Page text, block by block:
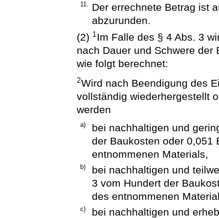
11. Der errechnete Betrag ist
abzurunden.
(2) 1Im Falle des § 4 Abs. 3
nach Dauer und Schwere
wie folgt berechnet:
2Wird nach Beendigung des
vollständig wiederhergestellt
werden
a)
bei nachhaltigen und
der Baukosten oder 0,051
entnommenen Materials,
b)
bei nachhaltigen und
3 vom Hundert der
des entnommenen
c)
bei nachhaltigen und